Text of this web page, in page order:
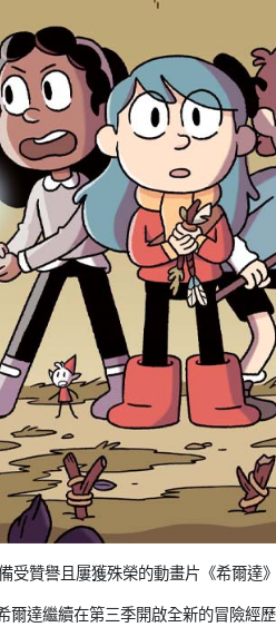
受贊譽且屢獲殊榮的動畫片《希爾達
達繼續在第三季開啟全新的冒險經